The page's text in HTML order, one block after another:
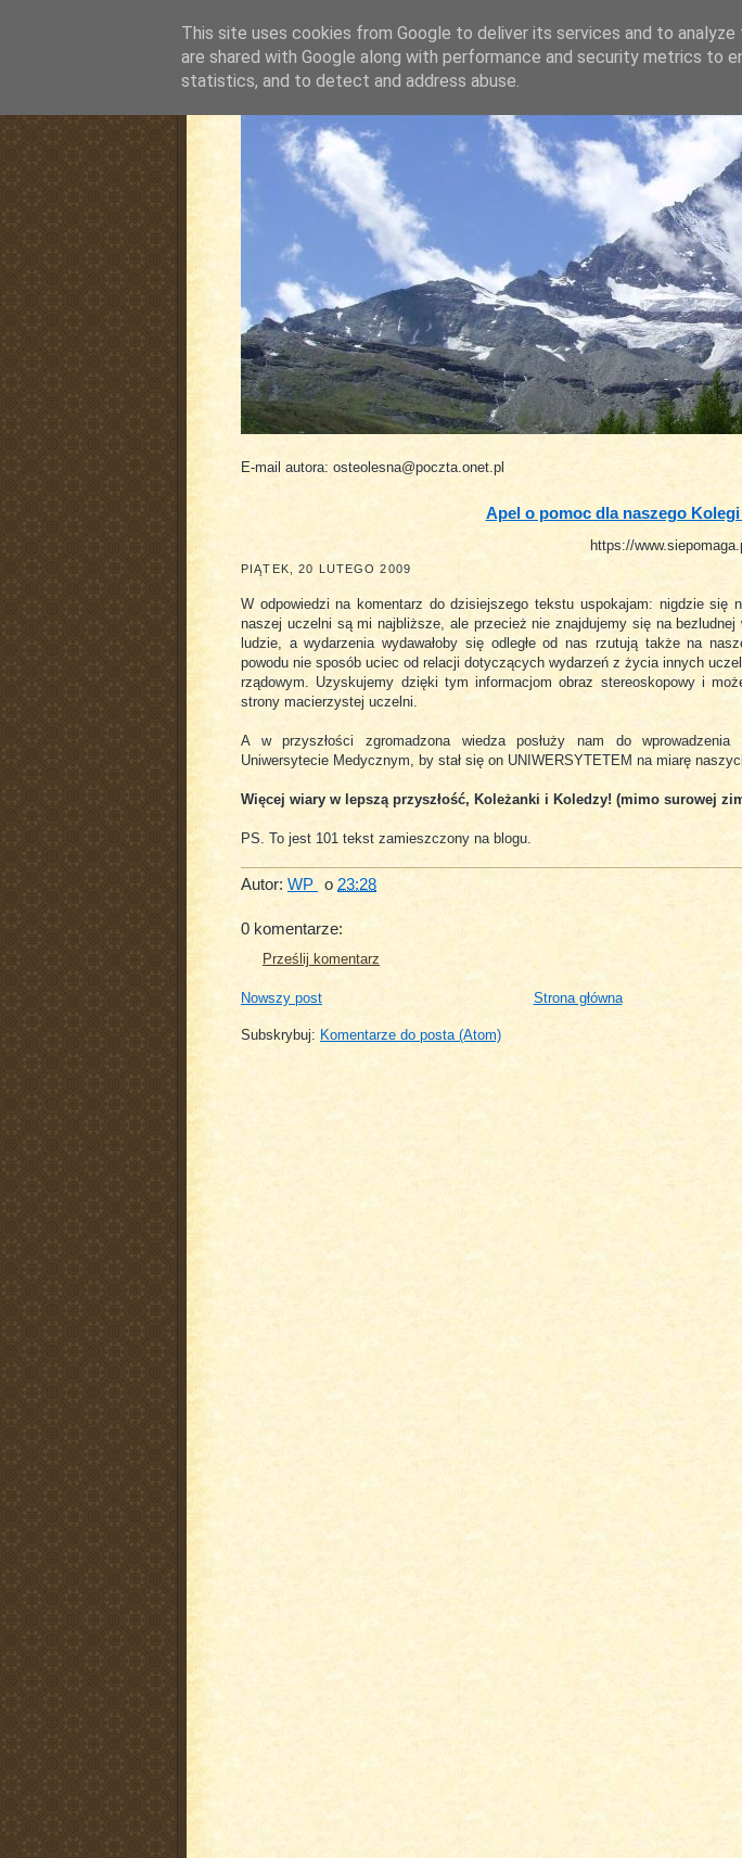
pluskiewicz.blogspot.com
E-mail autora: osteolesna@poczta.onet.pl
Apel o pomoc dla naszego
https://
PIĄTEK, 20 LUTEGO 2009
W odpowiedzi na komentarz do dzisiejszego tekstu uspokajam: nigdzie się
naszej uczelni są mi najbliższe, ale przecież nie znajdujemy się na
ludzie, a wydarzenia wydawałoby się odległe od nas rzutują także na
powodu nie sposób uciec od relacji dotyczących wydarzeń z życia innych
rządowym. Uzyskujemy dzięki tym informacjom obraz stereoskopowy i
strony macierzystej uczelni.
A w przyszłości zgromadzona wiedza posłuży nam do
Uniwersytecie Medycznym, by stał się on UNIWERSYTETEM na miarę
Więcej wiary w lepszą przyszłość, Koleżanki i Koledzy! (mimo surowej
PS. To jest 101 tekst zamieszczony na blogu.
Autor: WP o 23:28
0 komentarze:
Prześlij komentarz
Nowszy post Strona główna
Subskrybuj: Komentarze do posta (Atom)
This site uses cookies from Google to deliver its services and to analyze
are shared with Google along with performance and security metrics to
statistics, and to detect and address abuse.